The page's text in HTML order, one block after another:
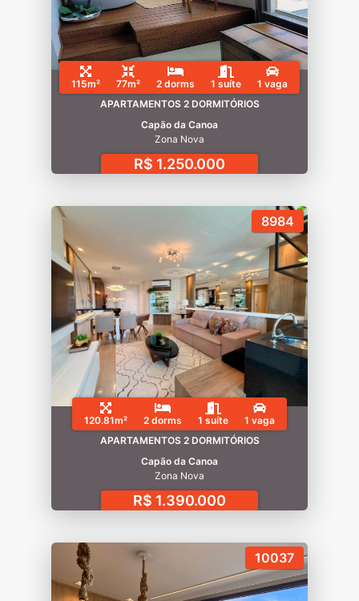
115m² 77m² 2 dorms 1 suíte
1 vaga
APARTAMENTOS 2 DORMITÓRIOS
Capão da Canoa
Zona Nova
R$ 1.250.000
8984
120.81m² 2 dorms 1 suíte
1 vaga
APARTAMENTOS 2 DORMITÓRIOS
Capão da Canoa
Zona Nova
R$ 1.390.000
10037